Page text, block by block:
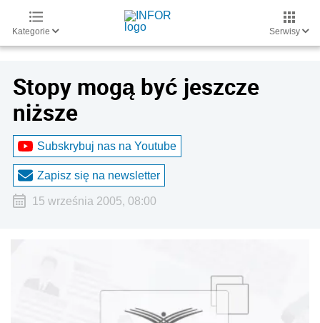
Kategorie Serwisy
Stopy mogą być jeszcze
niższe
Subskrybuj nas na Youtube
Zapisz się na newsletter
15 września 2005, 08:00